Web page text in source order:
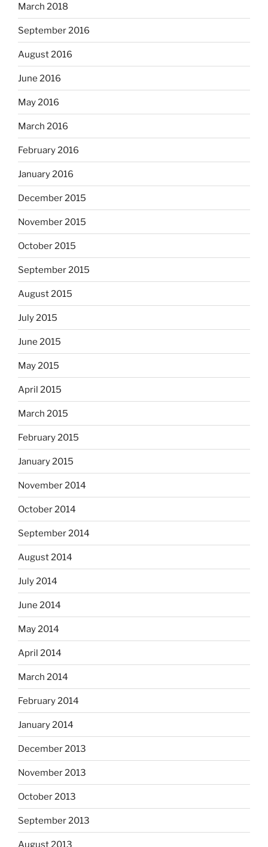
March 2018
September 2016
August 2016
June 2016
May 2016
March 2016
February 2016
January 2016
December 2015
November 2015
October 2015
September 2015
August 2015
July 2015
June 2015
May 2015
April 2015
March 2015
February 2015
January 2015
November 2014
October 2014
September 2014
August 2014
July 2014
June 2014
May 2014
April 2014
March 2014
February 2014
January 2014
December 2013
November 2013
October 2013
September 2013
August 2013